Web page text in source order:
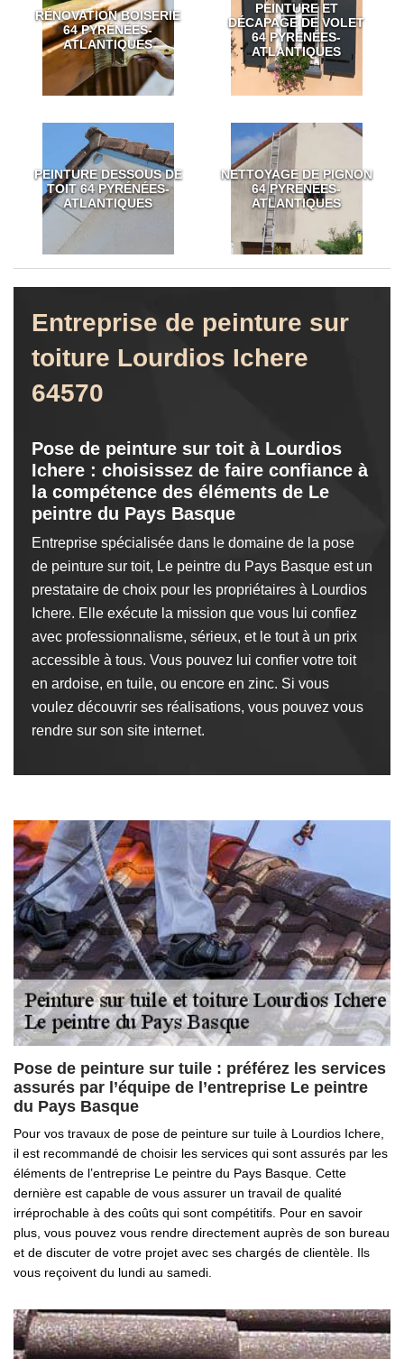
RÉNOVATION BOISERIE
64 PYRÉNÉES-
ATLANTIQUES
PEINTURE ET
DÉCAPAGE DE VOLET
64 PYRÉNÉES-
ATLANTIQUES
PEINTURE DESSOUS DE
TOIT 64 PYRÉNÉES-
ATLANTIQUES
NETTOYAGE DE PIGNON
64 PYRÉNÉES-
ATLANTIQUES
Entreprise de peinture sur
toiture Lourdios Ichere
64570
Pose de peinture sur toit à Lourdios
Ichere : choisissez de faire confiance à
la compétence des éléments de Le
peintre du Pays Basque
Entreprise spécialisée dans le domaine de la pose
de peinture sur toit, Le peintre du Pays Basque est un
prestataire de choix pour les propriétaires à Lourdios
Ichere. Elle exécute la mission que vous lui confiez
avec professionnalisme, sérieux, et le tout à un prix
accessible à tous. Vous pouvez lui confier votre toit
en ardoise, en tuile, ou encore en zinc. Si vous
voulez découvrir ses réalisations, vous pouvez vous
rendre sur son site internet.
Pose de peinture sur tuile : préférez les services
assurés par l’équipe de l’entreprise Le peintre
du Pays Basque
Pour vos travaux de pose de peinture sur tuile à Lourdios Ichere,
il est recommandé de choisir les services qui sont assurés par les
éléments de l’entreprise Le peintre du Pays Basque. Cette
dernière est capable de vous assurer un travail de qualité
irréprochable à des coûts qui sont compétitifs. Pour en savoir
plus, vous pouvez vous rendre directement auprès de son bureau
et de discuter de votre projet avec ses chargés de clientèle. Ils
vous reçoivent du lundi au samedi.